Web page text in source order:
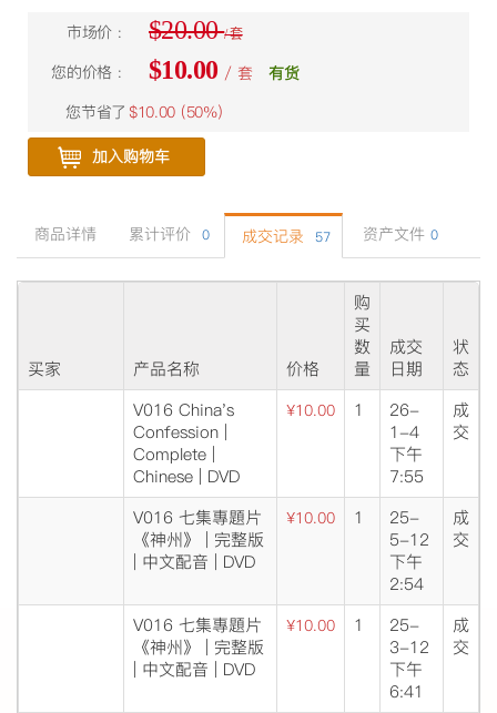
市场价 : $20.00/ 套
您的价格 : $10.00 / 套
有货
您节省了 $10.00 (50%)
加入购物车
商品详情 累计评价 0 成交记录 57 资产文件 0
买家 产品名称 价格
购
买
数
量
成交
日期
状
态
V016 China's
Confession |
Complete |
Chinese | DVD
¥10.00 1
26-
1-4
下午
7:55
成
交
V016 七集專題片
《神州》 | 完整版
| 中文配音 | DVD
¥10.00 1
25-
5-12
下午
2:54
成
交
V016 七集專題片
《神州》 | 完整版
| 中文配音 | DVD
¥10.00 1
25-
3-12
下午
6:41
成
交